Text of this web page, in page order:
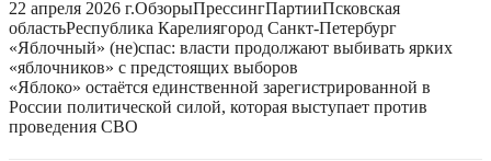
22 апреля 2026 г.ОбзорыПрессингПартииПсковская
областьРеспублика Карелиягород Санкт-Петербург
«Яблочный» (не)спас: власти продолжают выбивать ярких
«яблочников» с предстоящих выборов
«Яблоко» остаётся единственной зарегистрированной в
России политической силой, которая выступает против
проведения СВО